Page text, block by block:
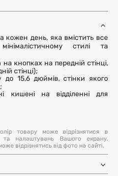
кожен день, яка вмістить все
стилі та
кнопках на передній стінці,
стінці);
до 15,6 дюймів, стінки якого
кишені на відділенні для
товару може відрізнятися в
та налаштувань Вашого екрану.
відрізнятись від фото на сайті.